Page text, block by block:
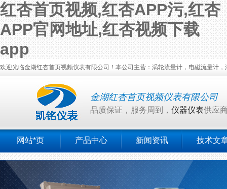
红杏首页视频,红杏APP污,红杏
APP官网地址,红杏视频下载
app
欢迎光临金湖红杏首页视频仪表有限公司！本公司主营：涡轮流量计，电磁流量计
金湖红杏首页视频仪表有限公司
品质保证，服务周到， 仪器仪表供应
网站*页 产品中心 新闻资讯 技术文